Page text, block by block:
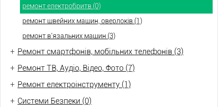
ремонт електробритв (0)
ремонт швейних машин, оверлоків (1)
ремонт в'язальних машин (3)
+ Ремонт смартфонів, мобільних телефонів (3)
+ Ремонт ТВ, Аудіо, Відео, Фото (7)
+ Ремонт електроінструменту (1)
+ Системи Безпеки (0)